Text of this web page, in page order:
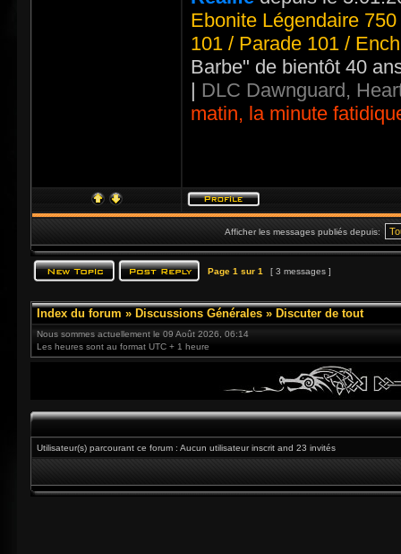
Ebonite Légendaire
101 / Parade 101 /
Barbe" de bientôt 40
| DLC Dawnguard,
matin, la minute
Afficher les messages publiés depuis:
Page 1 sur 1 [ 3 messages ]
Index du forum » Discussions Générales » Discuter de tout
Nous sommes actuellement le 09 Août 2026, 06:14
Les heures sont au format UTC + 1 heure
Utilisateur(s) parcourant ce forum : Aucun utilisateur inscrit and 23 invités